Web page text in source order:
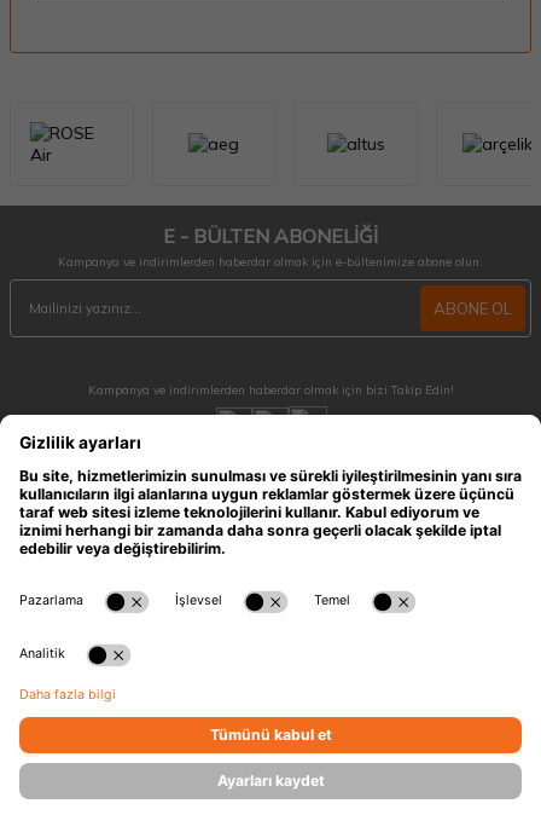
E - BÜLTEN ABONELİĞİ
Kampanya ve indirimlerden haberdar olmak için e-bültenimize abone olun.
ABONE OL
Kampanya ve indirimlerden haberdar olmak için bizi Takip Edin!
MÜŞTERİ HİZMETLERİ
Hafta içi 09:30 - 18:30 / Hafta sonu 10:00 - 17:00 arası merak ettiğiniz tüm sorular ve
siparişleriniz için ulaşabilirsiniz.
ÖNEMLİ BİLGİLER
HIZLI ERİŞİM
KATEGORİLER
İLETİŞİM